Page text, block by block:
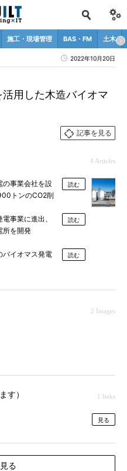
施工・現場管理 BAS・FM 土木
2022年10月20日
用した木造バイオマ
記事を見る
4 Articles
の事業会社を設
トンのCO2削
読む
事業に進出、
所を開発
読む
イオマス発電
読む
2 Images
す） 1 links
見る
る